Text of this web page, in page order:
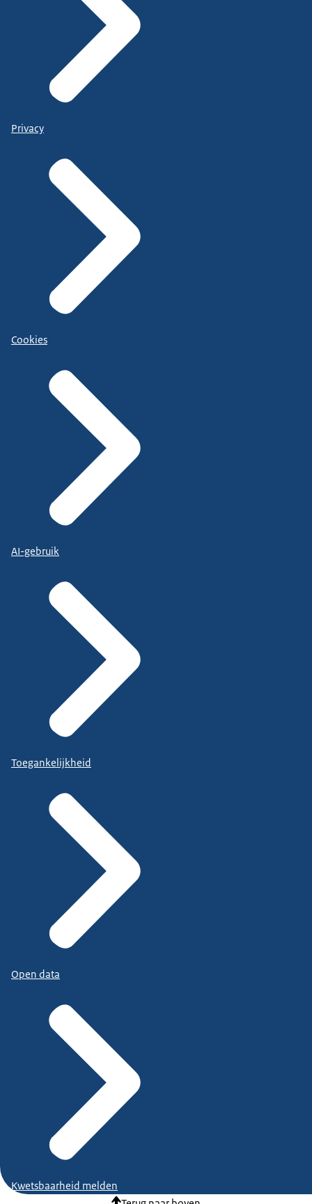
Privacy
Cookies
AI-gebruik
Toegankelijkheid
Open data
Kwetsbaarheid melden